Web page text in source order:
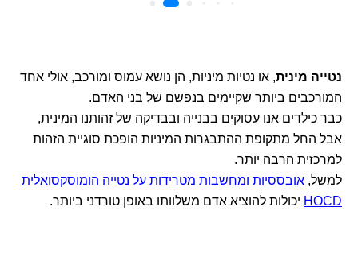
נטייה מינית, או נטיות מיניות, הן נושא עמוס ומורכב, אולי אחד
המורכבים ביותר שקיימים בנפשם של בני האדם.
כבר כילדים אנו עסוקים בבנייה ובבדיקה של זהותנו המינית,
אבל החל מתקופת ההתבגרות המיניות הופכת סוגיית הזהות
למרכזית הרבה יותר.
למשל, אובססיות ומחשבות מטרידות על נטייה הומוסקסואלית
HOCD יכולות להוציא אדם משלוותו באופן טורדני ביותר.